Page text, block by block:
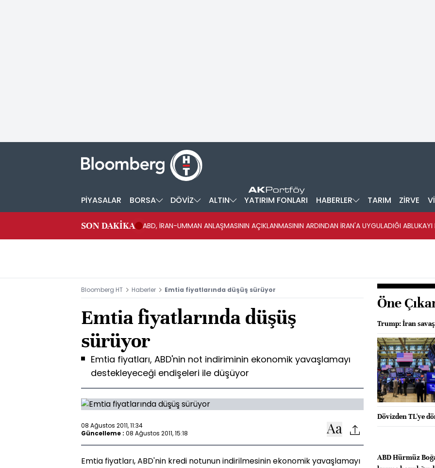
PİYASALAR BORSA DÖVİZ ALTIN YATIRIM FONLARI HABERLER TARIM ZİRVE
SON DAKİKA ABD, İRAN-UMMAN ANLAŞMASININ AÇIKLANMASININ ARDINDAN İRAN'A UYGULADIĞI ABLUKAYI
Bloomberg HT Haberler Emtia fiyatlarında düşüş sürüyor
Emtia fiyatlarında düşüş
sürüyor
Emtia fiyatları, ABD'nin not indiriminin ekonomik yavaşlamayı
destekleyeceği endişeleri ile düşüyor
08 Ağustos 2011, 11:34
Güncelleme : 08 Ağustos 2011, 15:18
Emtia fiyatları, ABD'nin kredi notunun indirilmesinin ekonomik yavaşlamayı
Öne
Trump: İran
Dövizden TL'ye
ABD Hürmüz